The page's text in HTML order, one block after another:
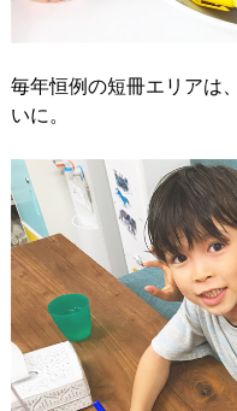
毎年恒例の短冊エリアは
いに。